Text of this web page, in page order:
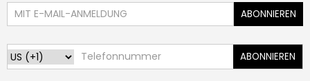
ABONNIEREN
ABONNIEREN